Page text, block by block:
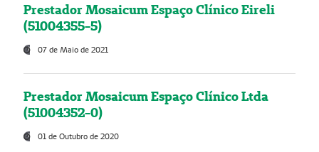
Prestador Mosaicum Espaço Clínico Eireli
(51004355-5)
07 de Maio de 2021
Prestador Mosaicum Espaço Clínico Ltda
(51004352-0)
01 de Outubro de 2020